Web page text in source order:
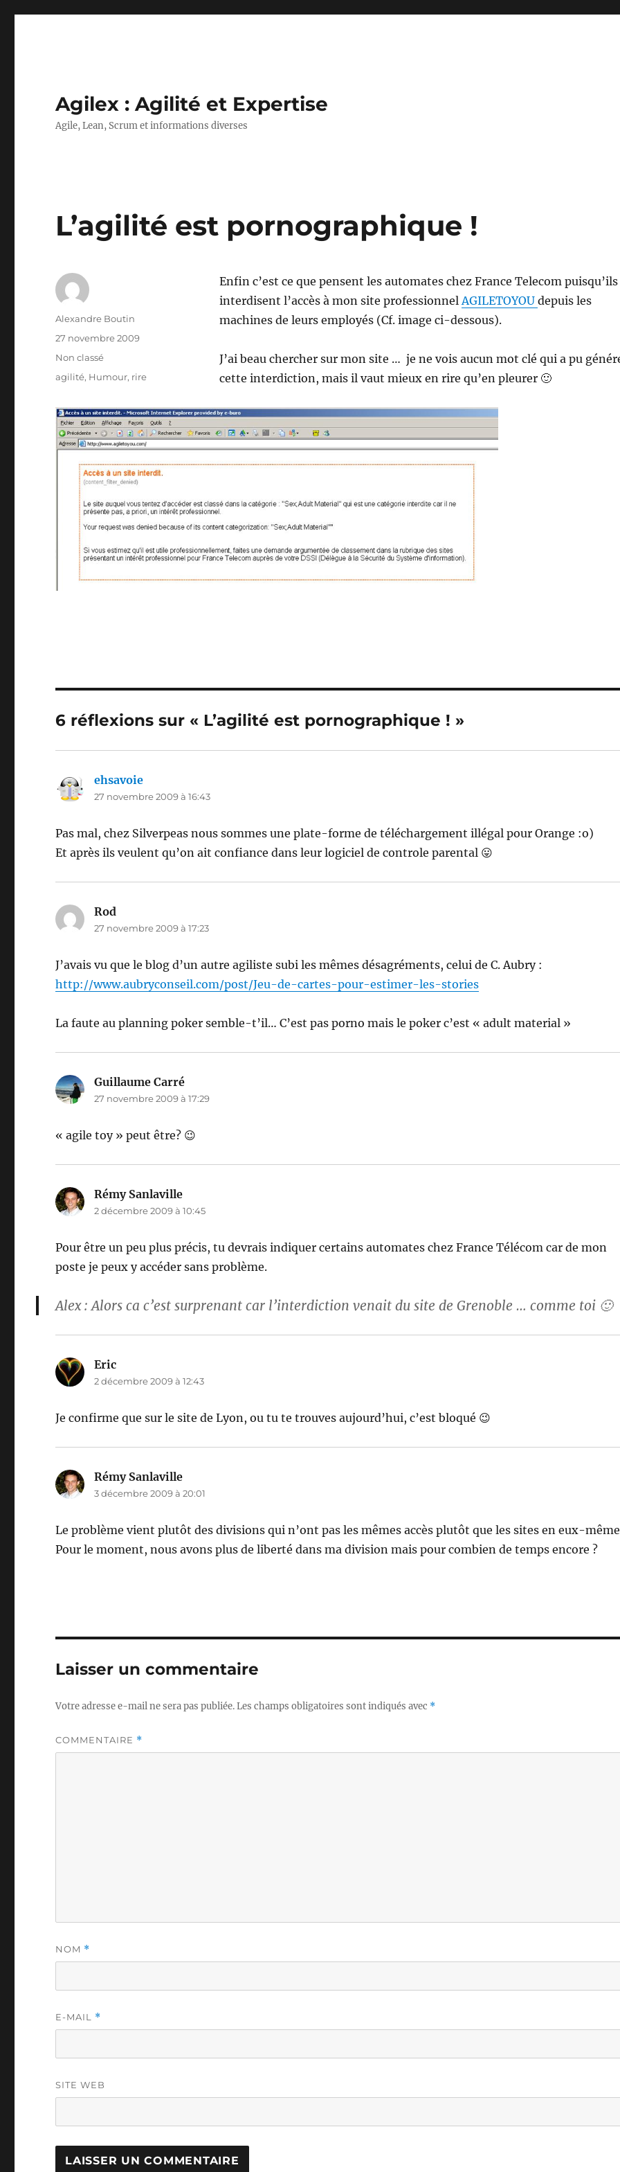
Agilex : Agilité et Expertise
Agile, Lean, Scrum et informations diverses
L’agilité est pornographique !
Enfin c’est ce que pensent les automates chez France Telecom puisqu’ils
interdisent l’accès à mon site professionnelAGILETOYOU depuis les
machines de leurs employés (Cf. image ci-dessous).
J’ai beau chercher sur mon site … je ne vois aucun mot clé qui a pu
cette interdiction, mais il vaut mieux en rire qu’en pleurer 🙂
Auteur
Alexandre Boutin
Publié
27 novembre 2009
Catégories
Non classé
Étiquettes
agilité, Humour, rire
6 réflexions sur « L’agilité est pornographique ! »
ehsavoie
27 novembre 2009 à 16:43
Pas mal, chez Silverpeas nous sommes une plate-forme de téléchargement illégal pour Orange :o)
Et après ils veulent qu’on ait confiance dans leur logiciel de controle parental 😛
Rod
27 novembre 2009 à 17:23
J’avais vu que le blog d’un autre agiliste subi les mêmes désagréments, celui de C. Aubry :
http://www.aubryconseil.com/post/Jeu-de-cartes-pour-estimer-les-stories
La faute au planning poker semble-t’il… C’est pas porno mais le poker c’est « adult material »
Guillaume Carré
27 novembre 2009 à 17:29
« agile toy » peut être? 😉
Rémy Sanlaville
2 décembre 2009 à 10:45
Pour être un peu plus précis, tu devrais indiquer certains automates chez France Télécom car de mon
poste je peux y accéder sans problème.
Alex : Alors ca c’est surprenant car l’interdiction venait du site de Grenoble … comme toi 🙂
Eric
2 décembre 2009 à 12:43
Je confirme que sur le site de Lyon, ou tu te trouves aujourd’hui, c’est bloqué 😉
Rémy Sanlaville
3 décembre 2009 à 20:01
Le problème vient plutôt des divisions qui n’ont pas les mêmes accès plutôt que les sites en eux-
Pour le moment, nous avons plus de liberté dans ma division mais pour combien de temps encore ?
Laisser un commentaire
Votre adresse e-mail ne sera pas publiée.Les champs obligatoires sont indiqués avec *
COMMENTAIRE *
NOM *
E-MAIL *
SITE WEB